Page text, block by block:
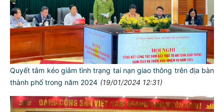
Quyết tâm kéo giảm tình trạng tai nạn giao thông trên địa bàn
thành phố trong năm 2024 (19/01/2024 12:31)